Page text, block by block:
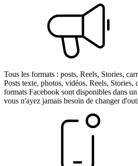
Tous les formats : posts, Reels, Stories,
Posts texte, photos, vidéos, Reels,
formats Facebook sont disponibles dans
vous n'ayez jamais besoin de changer